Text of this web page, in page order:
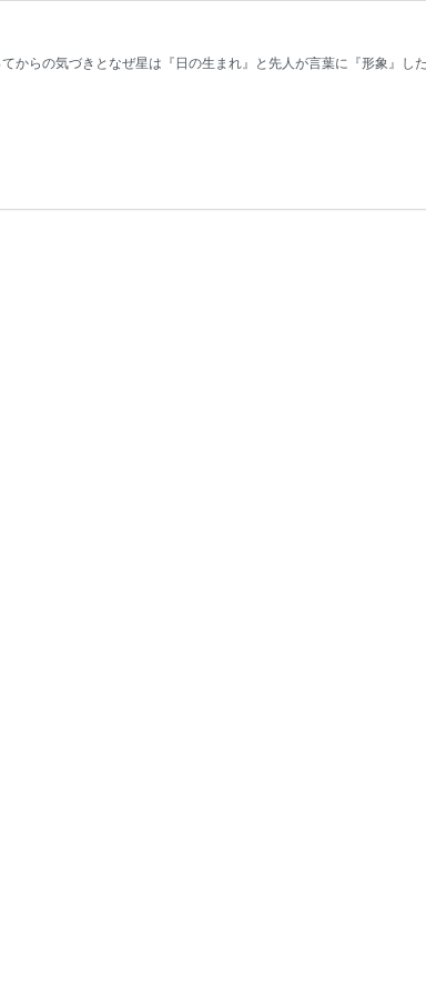
らの気づきとなぜ星は『日の生まれ』と先人が言葉に『形象』し